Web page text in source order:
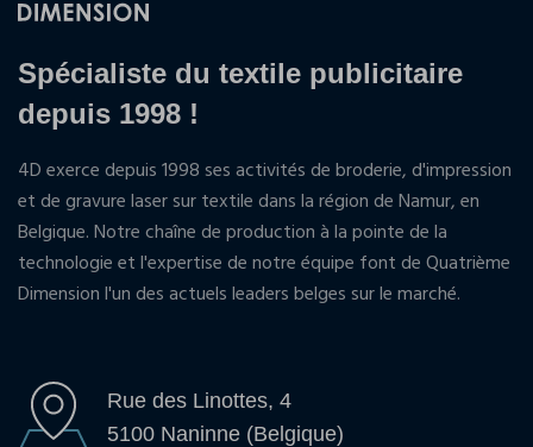
Spécialiste du textile publicitaire
depuis 1998 !
4D exerce depuis 1998 ses activités de broderie, d'impression
et de gravure laser sur textile dans la région de Namur, en
Belgique. Notre chaîne de production à la pointe de la
technologie et l'expertise de notre équipe font de Quatrième
Dimension l'un des actuels leaders belges sur le marché.
Rue des Linottes, 4
5100 Naninne (Belgique)